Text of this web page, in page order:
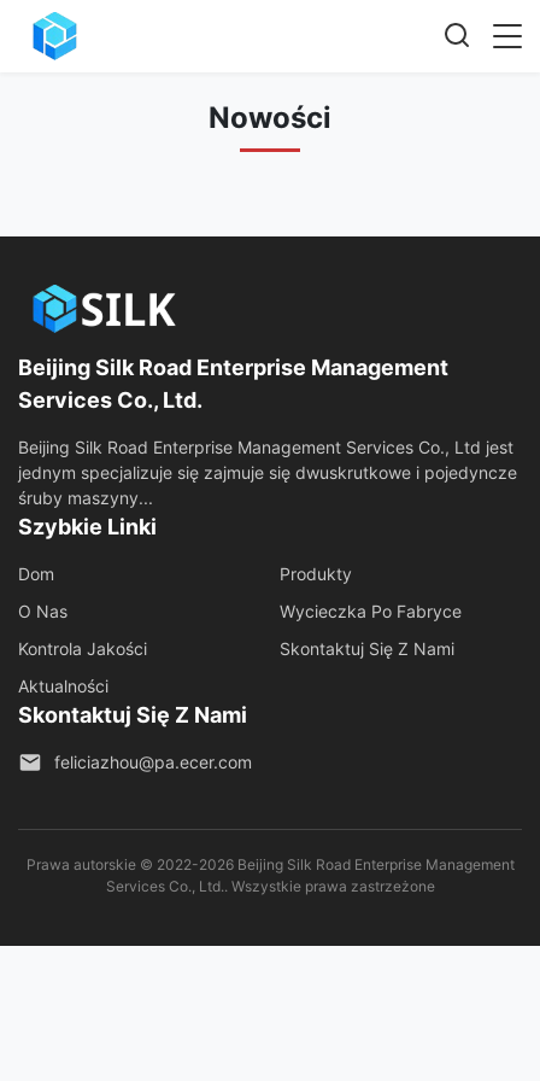
Nowości
Beijing Silk Road Enterprise Management
Services Co., Ltd.
Beijing Silk Road Enterprise Management Services Co., Ltd jest
jednym specjalizuje się zajmuje się dwuskrutkowe i pojedyncze
śruby maszyny...
Szybkie Linki
Dom
Produkty
O Nas
Wycieczka Po Fabryce
Kontrola Jakości
Skontaktuj Się Z Nami
Aktualności
Skontaktuj Się Z Nami
feliciazhou@pa.ecer.com
Prawa autorskie © 2022-2026 Beijing Silk Road Enterprise Management
Services Co., Ltd.. Wszystkie prawa zastrzeżone